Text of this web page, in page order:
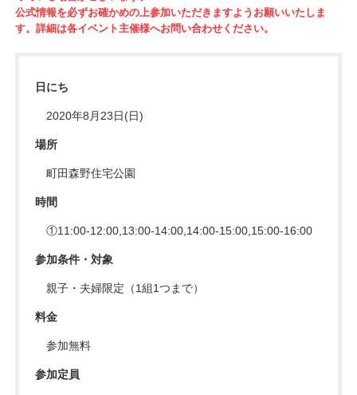
公式情報を必ずお確かめの上参加いただきますようお願いいたしま
す。詳細は各イベント主催様へお問い合わせください。
日にち
2020年8月23日(日)
場所
町田森野住宅公園
時間
①11:00-12:00,13:00-14:00,14:00-15:00,15:00-16:00
参加条件・対象
親子・夫婦限定（1組1つまで）
料金
参加無料
参加定員